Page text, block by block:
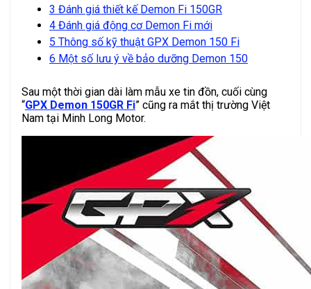
3 Đánh giá thiết kế Demon Fi 150GR
4 Đánh giá động cơ Demon Fi mới
5 Thông số kỹ thuật GPX Demon 150 Fi
6 Một số lưu ý về bảo dưỡng Demon 150
Sau một thời gian dài làm mẫu xe tin đồn, cuối cùng
“GPX Demon 150GR Fi” cũng ra mắt thị trường Việt
Nam tại Minh Long Motor.